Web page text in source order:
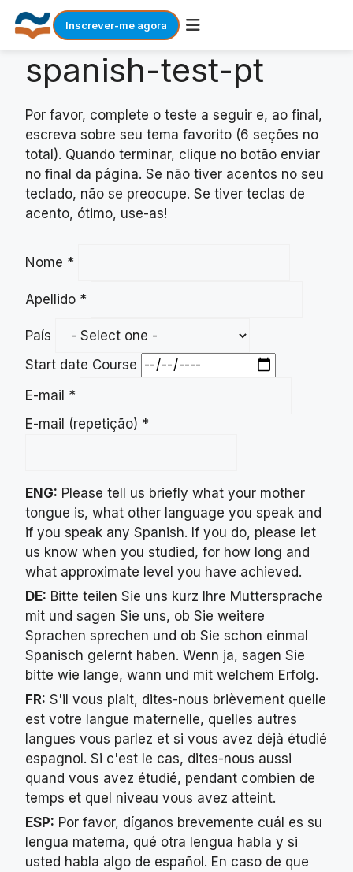
Inscrever-me agora
spanish-test-pt
Por favor, complete o teste a seguir e, ao final,
escreva sobre seu tema favorito (6 seções no
total). Quando terminar, clique no botão enviar
no final da página. Se não tiver acentos no seu
teclado, não se preocupe. Se tiver teclas de
acento, ótimo, use-as!
Nome *
Apellido *
País
Start date Course
E-mail *
E-mail (repetição) *
ENG: Please tell us briefly what your mother
tongue is, what other language you speak and
if you speak any Spanish. If you do, please let
us know when you studied, for how long and
what approximate level you have achieved.
DE: Bitte teilen Sie uns kurz Ihre Muttersprache
mit und sagen Sie uns, ob Sie weitere
Sprachen sprechen und ob Sie schon einmal
Spanisch gelernt haben. Wenn ja, sagen Sie
bitte wie lange, wann und mit welchem Erfolg.
FR: S'il vous plait, dites-nous brièvement quelle
est votre langue maternelle, quelles autres
langues vous parlez et si vous avez déjà étudié
espagnol. Si c'est le cas, dites-nous aussi
quand vous avez étudié, pendant combien de
temps et quel niveau vous avez atteint.
ESP: Por favor, díganos brevemente cuál es su
lengua materna, qué otra lengua habla y si
usted habla algo de español. En caso de que